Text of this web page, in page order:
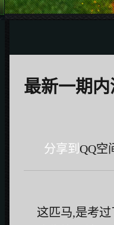
最新一期
分享到 QQ空
这匹马,是考过